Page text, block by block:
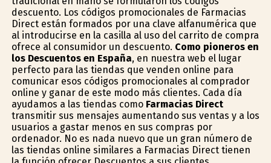
descuento. Los códigos promocionales de Farmacias
Direct están formados por una clave alfanumérica que
al introducirse en la casilla al uso del carrito de compra
ofrece al consumidor un descuento. Como pioneros en
los Descuentos en España, en nuestra web el lugar
perfecto para las tiendas que venden online para
comunicar esos códigos promocionales al comprador
online y ganar de este modo más clientes. Cada día
ayudamos a las tiendas como Farmacias Direct
transmitir sus mensajes aumentando sus ventas y a los
usuarios a gastar menos en sus compras por
ordenador. No es nada nuevo que un gran número de
las tiendas online similares a Farmacias Direct tienen